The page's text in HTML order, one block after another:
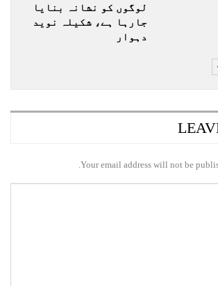
لوگوں کو نشانہ بنایا
جارہا ہے، شکیلہ نوید
دہوار
Your email address will not be